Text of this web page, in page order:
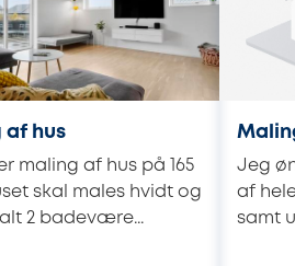
af hus
maling af hus på 165
skal males hvidt og
2 badevære...
Jeg
af
samt